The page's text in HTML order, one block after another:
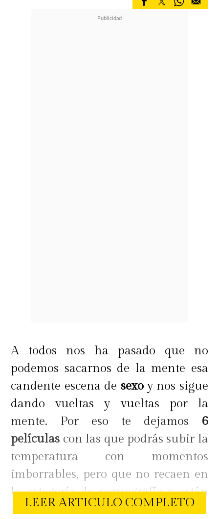
A todos nos ha pasado que no
podemos sacarnos de la mente esa
candente escena de sexoy nos sigue
dando vueltas y vueltas por la
mente. Por eso te dejamos 6
películas con las que podrás subir la
temperatura con momentos
imborrables, pero que no recaen en
la categoría de pornografía y están
disponibles en la web.
LEER ARTICULO COMPLETO